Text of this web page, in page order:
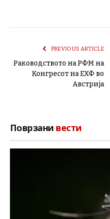
PREVIOUS ARTICLE
Раководството на РФМ на
Конгресот на ЕХФ во
Австрија
Поврзани вести